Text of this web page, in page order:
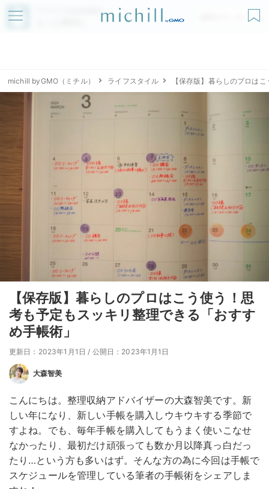
アプリでmichillが
無料ダウンロード
michill byGMO（ミチル） ライフスタイル 【保存版】暮らしのプロは
【保存版】暮らしのプロはこう使う！思
考も予定もスッキリ整理できる「おすす
め手帳術」
更新日：2023年1月1日 / 公開日：2023年1月1日
大森智美
こんにちは。整理収納アドバイザーの大森智美です。新
しい年になり、新しい手帳を購入しウキウキする季節で
すよね。でも、毎年手帳を購入してもうまく使いこなせ
なかったり、最初だけ頑張っても数か月以降真っ白だっ
たり…という方も多いはず。そんな方の為に今回は手帳で
スケジュールを管理している筆者の手帳術をシェアしま